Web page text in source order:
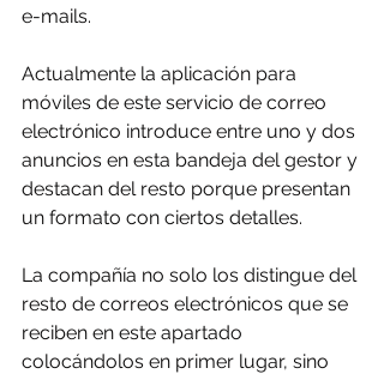
e-mails.
Actualmente la aplicación para
móviles de este servicio de correo
electrónico introduce entre uno y dos
anuncios en esta bandeja del gestor y
destacan del resto porque presentan
un formato con ciertos detalles.
La compañía no solo los distingue del
resto de correos electrónicos que se
reciben en este apartado
colocándolos en primer lugar, sino